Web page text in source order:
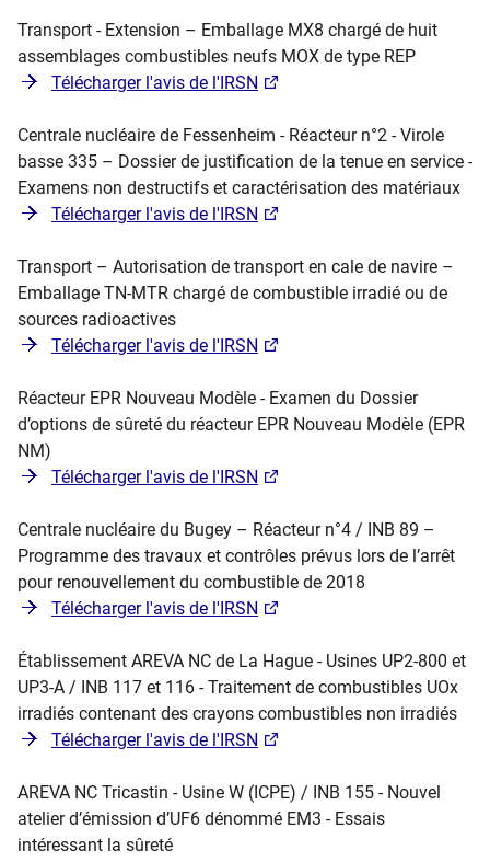
Transport - Extension – Emballage MX8 chargé de huit
assemblages combustibles neufs MOX de type REP
Télécharger l'avis de l'IRSN
Centrale nucléaire de Fessenheim - Réacteur n°2 - Virole
basse 335 – Dossier de justification de la tenue en service -
Examens non destructifs et caractérisation des matériaux
Télécharger l'avis de l'IRSN
Transport – Autorisation de transport en cale de navire –
Emballage TN-MTR chargé de combustible irradié ou de
sources radioactives
Télécharger l'avis de l'IRSN
Réacteur EPR Nouveau Modèle - Examen du Dossier
d’options de sûreté du réacteur EPR Nouveau Modèle (EPR
NM)
Télécharger l'avis de l'IRSN
Centrale nucléaire du Bugey – Réacteur n°4 / INB 89 –
Programme des travaux et contrôles prévus lors de l’arrêt
pour renouvellement du combustible de 2018
Télécharger l'avis de l'IRSN
Établissement AREVA NC de La Hague - Usines UP2-800 et
UP3-A / INB 117 et 116 - Traitement de combustibles UOx
irradiés contenant des crayons combustibles non irradiés
Télécharger l'avis de l'IRSN
AREVA NC Tricastin - Usine W (ICPE) / INB 155 - Nouvel
atelier d’émission d’UF6 dénommé EM3 - Essais
intéressant la sûreté